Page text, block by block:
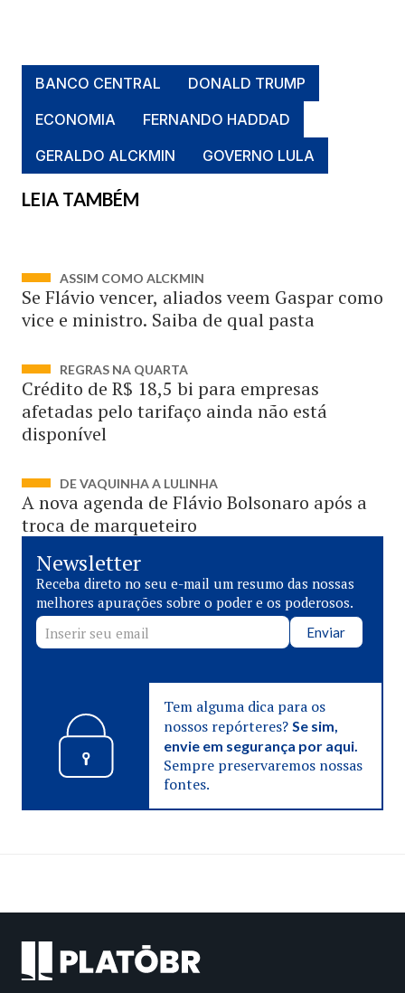
BANCO CENTRAL
DONALD TRUMP
ECONOMIA
FERNANDO HADDAD
GERALDO ALCKMIN
GOVERNO LULA
LEIA TAMBÉM
ASSIM COMO ALCKMIN
Se Flávio vencer, aliados veem Gaspar como
vice e ministro. Saiba de qual pasta
REGRAS NA QUARTA
Crédito de R$ 18,5 bi para empresas
afetadas pelo tarifaço ainda não está
disponível
DE VAQUINHA A LULINHA
A nova agenda de Flávio Bolsonaro após a
troca de marqueteiro
Newsletter
Receba direto no seu e-mail um resumo das nossas
melhores apurações sobre o poder e os poderosos.
Enviar
Tem alguma dica para os
nossos repórteres? Se sim,
envie em segurança por aqui.
Sempre preservaremos nossas
fontes.